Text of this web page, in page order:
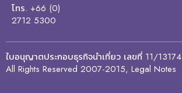
โทร. +66 (0)
2712 5300
ใบอนุญาตประกอบธุรกิจนำเที่ยว เลขที่ 11/13174
All Rights Reserved 2007-2015, Legal Notes